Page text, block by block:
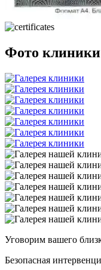
Фото клиники
Уговорим вашего
Безопасная